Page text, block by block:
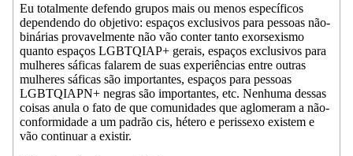
Eu totalmente defendo grupos mais ou menos específicos
dependendo do objetivo: espaços exclusivos para pessoas não-
binárias provavelmente não vão conter tanto exorsexismo
quanto espaços LGBTQIAP+ gerais, espaços exclusivos para
mulheres sáficas falarem de suas experiências entre outras
mulheres sáficas são importantes, espaços para pessoas
LGBTQIAPN+ negras são importantes, etc. Nenhuma dessas
coisas anula o fato de que comunidades que aglomeram a não-
conformidade a um padrão cis, hétero e perissexo existem e
vão continuar a existir.